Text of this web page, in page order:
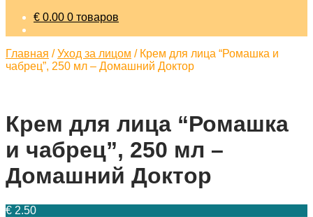
€ 0.00 0 товаров
Главная /Уход за лицом / Крем для лица “Ромашка и
чабрец”, 250 мл – Домашний Доктор
Крем для лица “Ромашка
и чабрец”, 250 мл –
Домашний Доктор
€ 2.50